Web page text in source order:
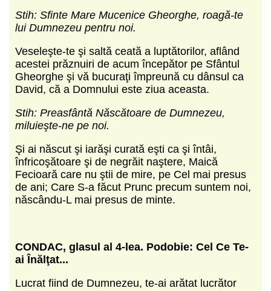
Stih: Sfinte Mare Mucenice Gheorghe, roagă-te
lui Dumnezeu pentru noi.
Veseleşte-te şi saltă ceată a luptătorilor, aflând
acestei prăznuiri de acum începător pe Sfântul
Gheorghe şi vă bucuraţi împre­ună cu dânsul ca
David, că a Domnului este ziua aceasta.
Stih: Preasfântă Născătoare de Dumnezeu,
miluieşte-ne pe noi.
Şi ai născut şi iarăşi curată eşti ca şi întâi,
înfricoşătoare şi de negrăit naştere, Maică
Fecioară care nu ştii de mire, pe Cel mai presus
de ani; Care S-a făcut Prunc precum suntem noi,
născându-L mai presus de minte.
CONDAC, glasul al 4-lea. Podobie: Cel Ce Te-
ai Înălţat...
Lucrat fiind de Dumnezeu, te-ai arătat lucrător